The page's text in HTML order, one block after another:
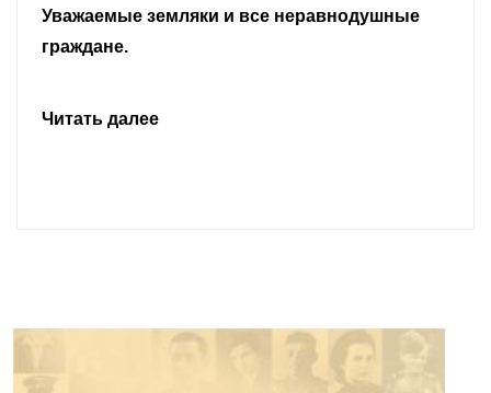
Уважаемые земляки и все неравнодушные
граждане.
Читать далее